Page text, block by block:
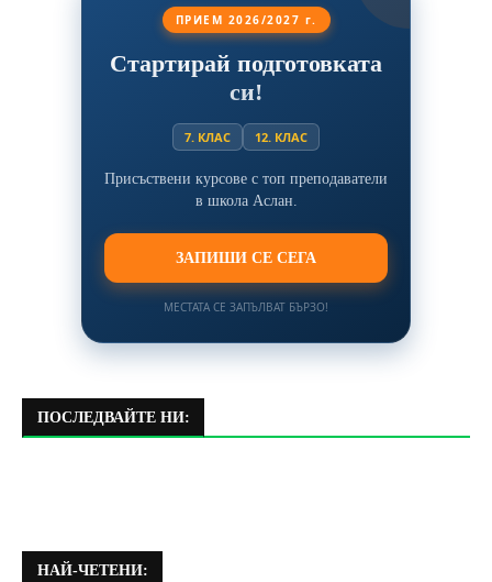
ПРИЕМ 2026/2027 г.
Стартирай подготовката
си!
7. КЛАС 12. КЛАС
Присъствени курсове с топ преподаватели
в школа Аслан.
ЗАПИШИ СЕ СЕГА
МЕСТАТА СЕ ЗАПЪЛВАТ БЪРЗО!
ПОСЛЕДВАЙТЕ НИ:
НАЙ-ЧЕТЕНИ: